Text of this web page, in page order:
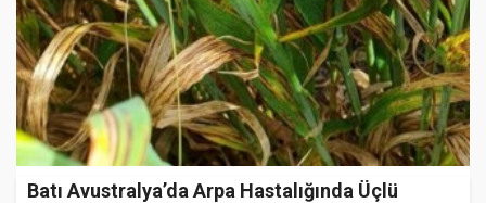
Batı Avustralya’da Arpa Hastalığında Üçlü